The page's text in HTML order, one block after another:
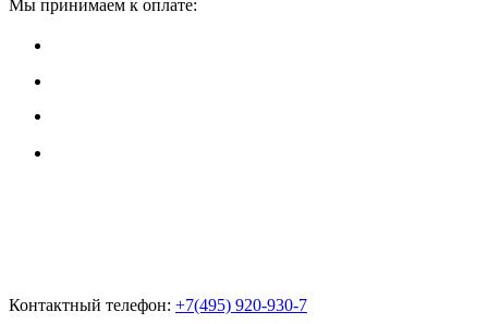
Мы принимаем к оплате:
Контактный телефон: +7(495) 920-930-7